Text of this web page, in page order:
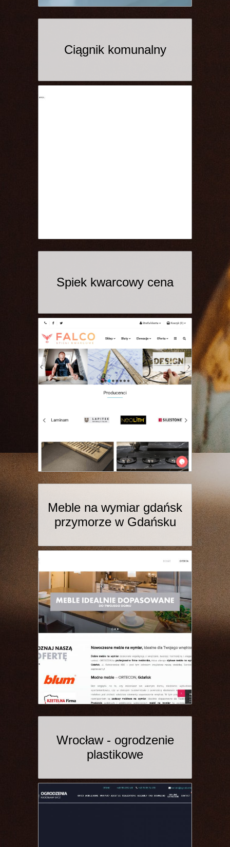
Ciągnik komunalny
Spiek kwarcowy cena
Meble na wymiar gdańsk
przymorze w Gdańsku
Wrocław - ogrodzenie
plastikowe